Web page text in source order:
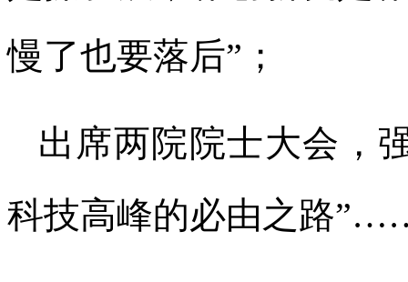
慢了也要落后”；
出席两院院士大会，
科技高峰的必由之路